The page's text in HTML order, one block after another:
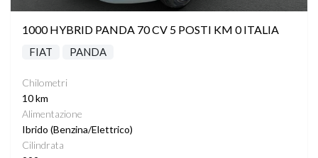
1000 HYBRID PANDA 70 CV 5 POSTI KM 0 ITALIA
FIAT PANDA
Chilometri
10 km
Alimentazione
Ibrido (Benzina/Elettrico)
Cilindrata